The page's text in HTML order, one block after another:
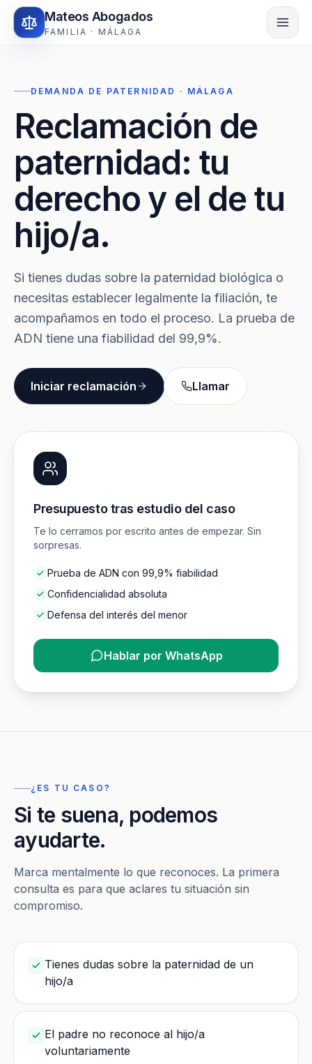
Mateos Abogados
FAMILIA · MÁLAGA
DEMANDA DE PATERNIDAD · MÁLAGA
Reclamación de
paternidad: tu
derecho y el de tu
hijo/a.
Si tienes dudas sobre la paternidad biológica o
necesitas establecer legalmente la filiación, te
acompañamos en todo el proceso. La prueba de
ADN tiene una fiabilidad del 99,9%.
Iniciar reclamación Llamar
Presupuesto tras estudio del caso
Te lo cerramos por escrito antes de empezar. Sin
sorpresas.
Prueba de ADN con 99,9% fiabilidad
Confidencialidad absoluta
Defensa del interés del menor
Hablar por WhatsApp
¿ES TU CASO?
Si te suena, podemos
ayudarte.
Marca mentalmente lo que reconoces. La primera
consulta es para que aclares tu situación sin
compromiso.
Tienes dudas sobre la paternidad de un
hijo/a
El padre no reconoce al hijo/a
voluntariamente